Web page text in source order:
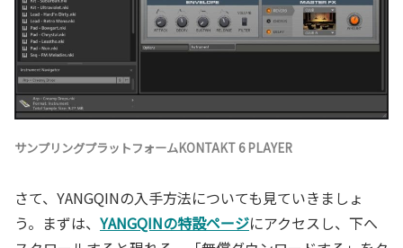
サンプリングプラットフォームKONTAKT 6 PLAYER
さて、YANGQINの入手方法についても見ていきましょ
う。まずは、 YANGQINの特設ページにアクセスし、下へ